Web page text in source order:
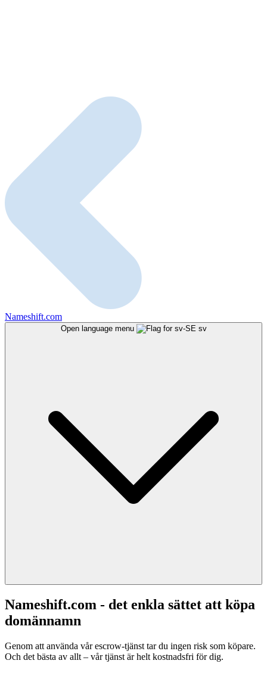
Nameshift.com
Open language menu sv
Nameshift.com - det enkla sättet att köpa
domännamn
Genom att använda vår escrow-tjänst tar du ingen risk som köpare.
Och det bästa av allt – vår tjänst är helt kostnadsfri för dig.